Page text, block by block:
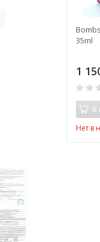
35ml
1
В
Нет в